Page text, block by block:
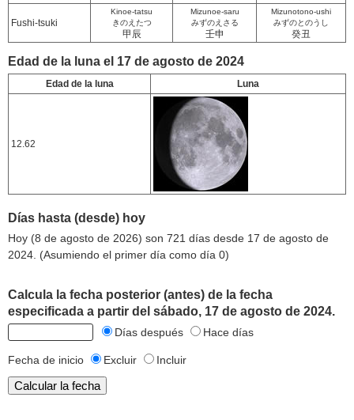
Fushi-tsuki
Kinoe-tatsu
きのえたつ
甲辰
Mizunoe-saru
みずのえさる
壬申
Mizunotono-ushi
みずのとのうし
癸丑
Edad de la luna el 17 de agosto de 2024
Edad de la luna Luna
12.62
Días hasta (desde) hoy
Hoy (8 de agosto de 2026) son 721 días desde 17 de agosto de
2024. (Asumiendo el primer día como día 0)
Calcula la fecha posterior (antes) de la fecha
especificada a partir del sábado, 17 de agosto de 2024.
Días después Hace días
Fecha de inicio Excluir Incluir